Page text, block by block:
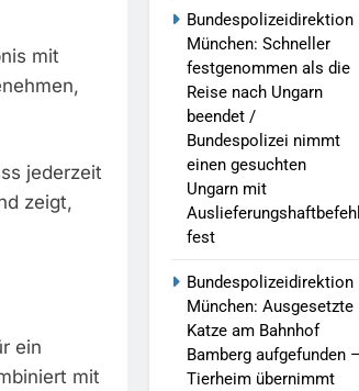
mit
jederzeit
zeigt,
ein
mit
Bundespolizeidirektion
München: Schneller
festgenommen als die
Reise nach Ungarn
beendet /
Bundespolizei nimmt
einen gesuchten
Ungarn mit
fest
Bundespolizeidirektion
München: Ausgesetzte
Katze am Bahnhof
Bamberg aufgefunden
Tierheim übernimmt